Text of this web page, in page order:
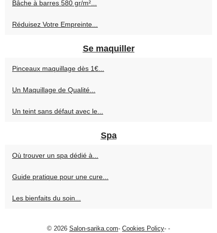
Bâche à barres 580 gr/m²...
Réduisez Votre Empreinte...
Se maquiller
Pinceaux maquillage dès 1€...
Un Maquillage de Qualité...
Un teint sans défaut avec le...
Spa
Où trouver un spa dédié à...
Guide pratique pour une cure...
Les bienfaits du soin...
© 2026 Salon-sarika.com- Cookies Policy- -